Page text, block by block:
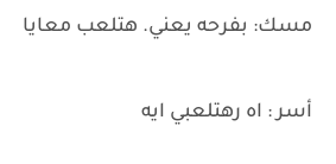
مسك: بفرحه يعني. هتلعب معايا
أسر : اه رهتلعبي ايه